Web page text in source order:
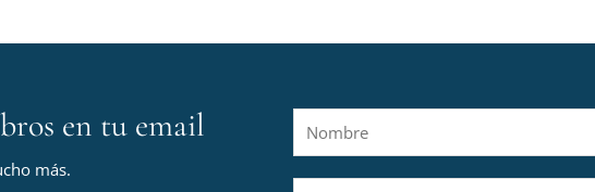
en tu email
más.
o
m